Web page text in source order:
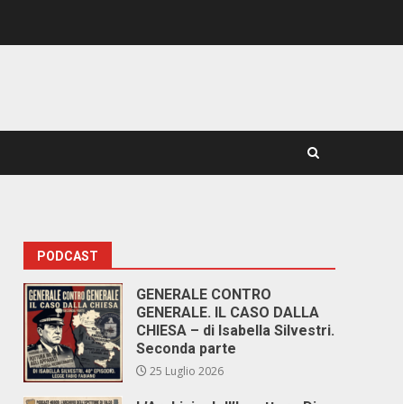
PODCAST
GENERALE CONTRO
GENERALE. IL CASO DALLA
CHIESA – di Isabella Silvestri.
Seconda parte
25 Luglio 2026